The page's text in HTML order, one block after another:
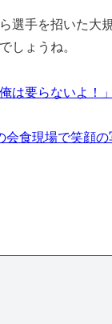
手を招いた大
しょうね。
は要らないよ
会食現場で笑顔